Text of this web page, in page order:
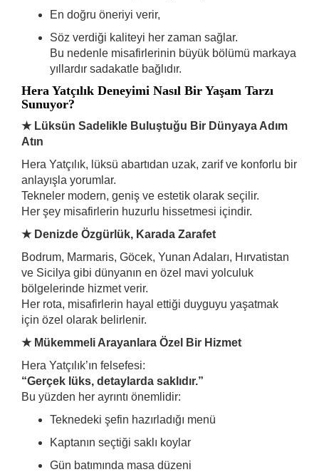
En doğru öneriyi verir,
Söz verdiği kaliteyi her zaman sağlar.
Bu nedenle misafirlerinin büyük bölümü markaya
yıllardır sadakatle bağlıdır.
Hera Yatçılık Deneyimi Nasıl Bir Yaşam Tarzı
Sunuyor?
★ Lüksün Sadelikle Buluştuğu Bir Dünyaya Adım
Atın
Hera Yatçılık, lüksü abartıdan uzak, zarif ve konforlu bir
anlayışla yorumlar.
Tekneler modern, geniş ve estetik olarak seçilir.
Her şey misafirlerin huzurlu hissetmesi içindir.
★ Denizde Özgürlük, Karada Zarafet
Bodrum, Marmaris, Göcek, Yunan Adaları, Hırvatistan
ve Sicilya gibi dünyanın en özel mavi yolculuk
bölgelerinde hizmet verir.
Her rota, misafirlerin hayal ettiği duyguyu yaşatmak
için özel olarak belirlenir.
★ Mükemmeli Arayanlara Özel Bir Hizmet
Hera Yatçılık’ın felsefesi:
“Gerçek lüks, detaylarda saklıdır.”
Bu yüzden her ayrıntı önemlidir:
Teknedeki şefin hazırladığı menü
Kaptanın seçtiği saklı koylar
Gün batımında masa düzeni